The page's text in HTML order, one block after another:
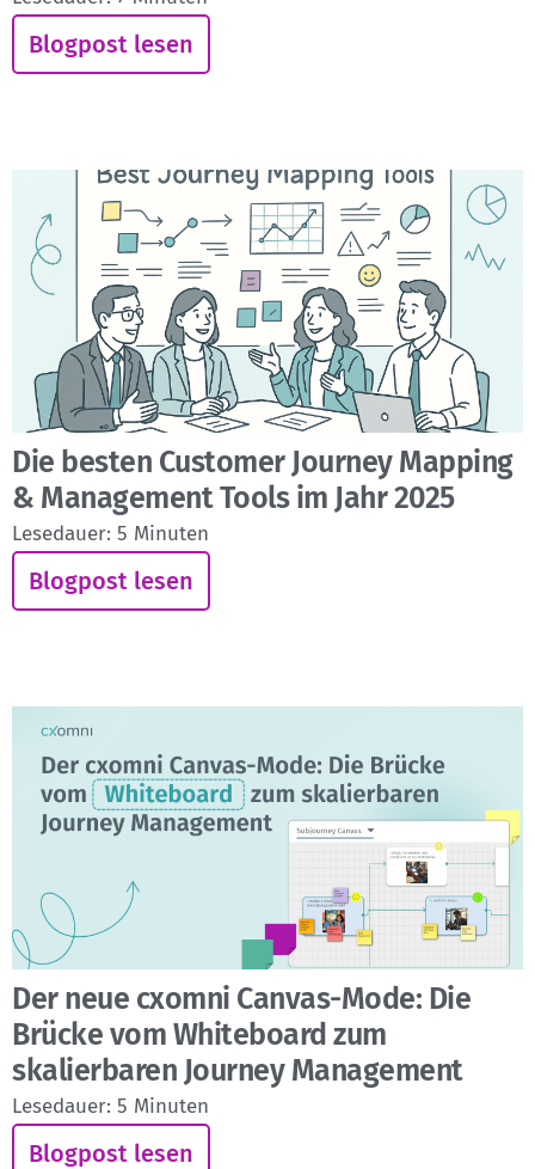
Blogpost lesen
Die besten Customer Journey Mapping
& Management Tools im Jahr 2025
Lesedauer: 5 Minuten
Blogpost lesen
Der neue cxomni Canvas-Mode: Die
Brücke vom Whiteboard zum
skalierbaren Journey Management
Lesedauer: 5 Minuten
Blogpost lesen